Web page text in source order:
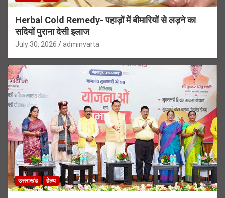
Herbal Cold Remedy- पहाड़ों में बीमारियों से लड़ने का
सदियों पुराना देसी इलाज
July 30, 2026 adminvarta
उत्तराखंड हेल्थ